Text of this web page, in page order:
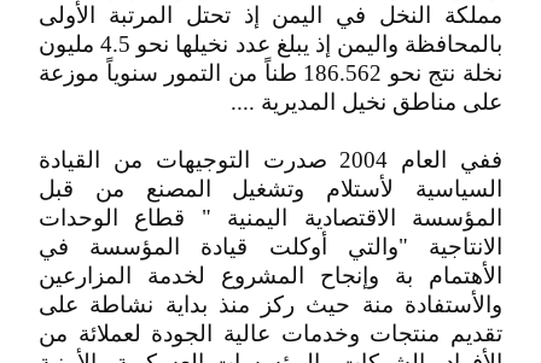
مملكة النخل في اليمن إذ تحتل المرتبة الأولى
بالمحافظة واليمن إذ يبلغ عدد نخيلها نحو 4.5 مليون
نخلة نتج نحو 186.562 طناً من التمور سنوياً موزعة
على مناطق نخيل المديرية ....
ففي العام 2004 صدرت التوجيهات من القيادة
السياسية لأستلام وتشغيل المصنع من قبل
المؤسسة الاقتصادية اليمنية " قطاع الوحدات
الانتاجية "والتي أوكلت قيادة المؤسسة في
الأهتمام بة وإنجاح المشروع لخدمة المزارعين
والأستفادة منة حيث ركز منذ بداية نشاطة على
تقديم منتجات وخدمات عالية الجودة لعملائة من